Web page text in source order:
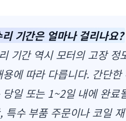
기간은 얼마나 걸리나요?
기간 역시 모터의 고장 정
용에 따라 다릅니다. 간단한
당일 또는 1~2일 내에 완료
특수 부품 주문이나 코일